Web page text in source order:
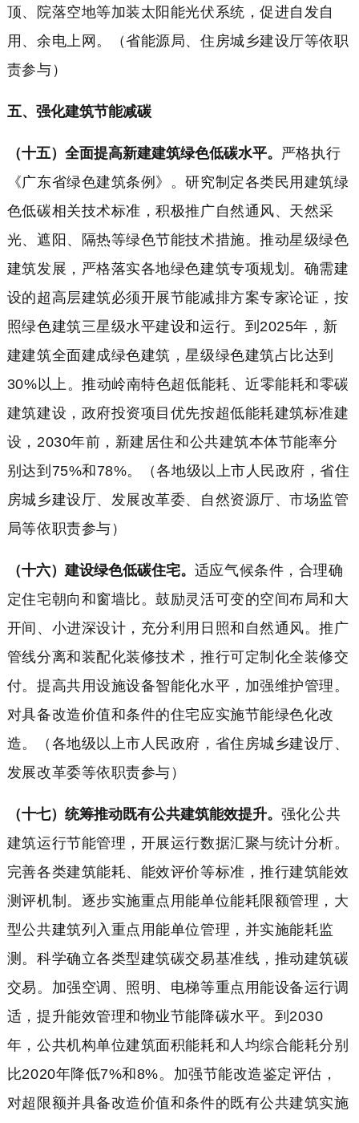
顶、院落空地等加装太阳能光伏系统，促进自发自
用、余电上网。（省能源局、住房城乡建设厅等依职
责参与）
五、强化建筑节能减碳
（十五）全面提高新建建筑绿色低碳水平。 严格执行
《广东省绿色建筑条例》。研究制定各类民用建筑绿
色低碳相关技术标准，积极推广自然通风、天然采
光、遮阳、隔热等绿色节能技术措施。推动星级绿色
建筑发展，严格落实各地绿色建筑专项规划。确需建
设的超高层建筑必须开展节能减排方案专家论证，按
照绿色建筑三星级水平建设和运行。到2025年，新
建建筑全面建成绿色建筑，星级绿色建筑占比达到
30%以上。推动岭南特色超低能耗、近零能耗和零碳
建筑建设，政府投资项目优先按超低能耗建筑标准建
设，2030年前，新建居住和公共建筑本体节能率分
别达到75%和78%。（各地级以上市人民政府，省住
房城乡建设厅、发展改革委、自然资源厅、市场监管
局等依职责参与）
（十六）建设绿色低碳住宅。 适应气候条件，合理确
定住宅朝向和窗墙比。鼓励灵活可变的空间布局和大
开间、小进深设计，充分利用日照和自然通风。推广
管线分离和装配化装修技术，推行可定制化全装修交
付。提高共用设施设备智能化水平，加强维护管理。
对具备改造价值和条件的住宅应实施节能绿色化改
造。（各地级以上市人民政府，省住房城乡建设厅、
发展改革委等依职责参与）
（十七）统筹推动既有公共建筑能效提升。 强化公共
建筑运行节能管理，开展运行数据汇聚与统计分析。
完善各类建筑能耗、能效评价等标准，推行建筑能效
测评机制。逐步实施重点用能单位能耗限额管理，大
型公共建筑列入重点用能单位管理，并实施能耗监
测。科学确立各类型建筑碳交易基准线，推动建筑碳
交易。加强空调、照明、电梯等重点用能设备运行调
适，提升能效管理和物业节能降碳水平。到2030
年，公共机构单位建筑面积能耗和人均综合能耗分别
比2020年降低7%和8%。加强节能改造鉴定评估，
对超限额并具备改造价值和条件的既有公共建筑实施